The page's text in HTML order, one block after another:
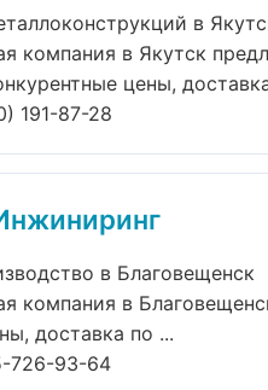
в
компания в Якутск
цены,
191-87-28
в Благовещенск
компания в
доставка по ...
726-93-64